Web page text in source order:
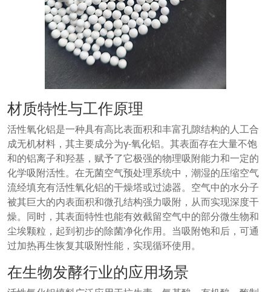
材质特性与工作原理
活性氧化铝是一种具有高比表面积和丰富孔隙结构的人工合
成无机材料，其主要成分为γ-氧化铝。其表面存在大量不饱
和的铝离子和羟基，赋予了它极强的物理吸附能力和一定的
化学吸附活性。在无菌空气预处理系统中，潮湿的压缩空气
流经填充有活性氧化铝的干燥塔或过滤器。空气中的水分子
被其巨大的内表面积和微孔结构强力吸附，从而实现深度干
燥。同时，其表面特性也能有效截留空气中的部分微生物和
尘埃颗粒，起到初步的除菌净化作用。当吸附饱和后，可通
过加热再生恢复其吸附性能，实现循环使用。
在生物发酵行业的应用场景